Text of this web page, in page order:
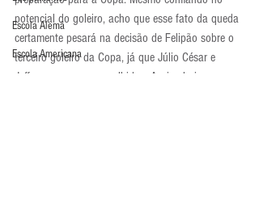
Escola Alemã
Escola Americana
potencial do goleiro, acho que esse fato da queda
certamente pesará na decisão de Felipão sobre o
terceiro goleiro da Copa, já que Júlio César e
Jefferson parecem escolhidos. Assim, hoje eu